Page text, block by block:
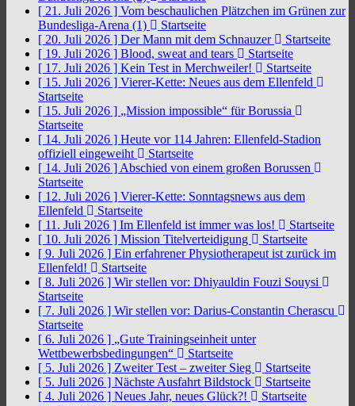
[ 21. Juli 2026 ] Vom beschaulichen Plätzchen im Grünen zur
Bundesliga-Arena (1)
Startseite
[ 20. Juli 2026 ] Der Mann mit dem Schnauzer
Startseite
[ 19. Juli 2026 ] Blood, sweat and tears
Startseite
[ 17. Juli 2026 ] Kein Test in Merchweiler!
Startseite
[ 15. Juli 2026 ] Vierer-Kette: Neues aus dem Ellenfeld
Startseite
[ 15. Juli 2026 ] „Mission impossible“ für Borussia
Startseite
[ 14. Juli 2026 ] Heute vor 114 Jahren: Ellenfeld-Stadion
offiziell eingeweiht
Startseite
[ 14. Juli 2026 ] Abschied von einem großen Borussen
Startseite
[ 12. Juli 2026 ] Vierer-Kette: Sonntagsnews aus dem
Ellenfeld
Startseite
[ 11. Juli 2026 ] Im Ellenfeld ist immer was los!
Startseite
[ 10. Juli 2026 ] Mission Titelverteidigung
Startseite
[ 9. Juli 2026 ] Ein erfahrener Physiotherapeut ist zurück im
Ellenfeld!
Startseite
[ 8. Juli 2026 ] Wir stellen vor: Dhiyauldin Fouzi Souysi
Startseite
[ 7. Juli 2026 ] Wir stellen vor: Darius-Constantin Cherascu
Startseite
[ 6. Juli 2026 ] „Gute Trainingseinheit unter
Wettbewerbsbedingungen“
Startseite
[ 5. Juli 2026 ] Zweiter Test – zweiter Sieg
Startseite
[ 5. Juli 2026 ] Nächste Ausfahrt Bildstock
Startseite
[ 4. Juli 2026 ] Neues Jahr, neues Glück?!
Startseite